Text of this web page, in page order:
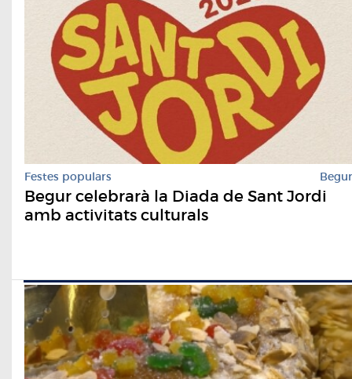
Festes populars Begur
Begur celebrarà la Diada de Sant Jordi
amb activitats culturals